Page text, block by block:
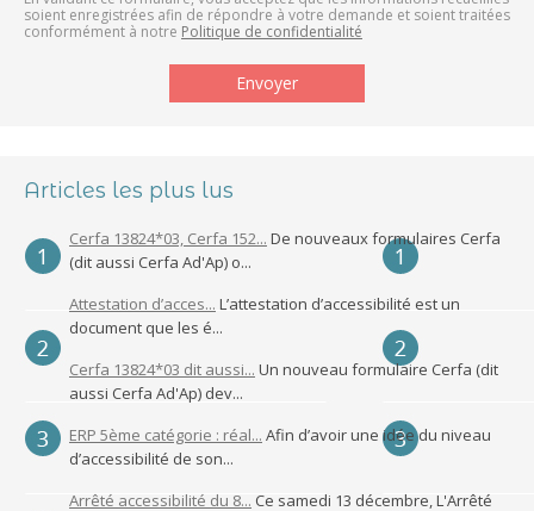
soient enregistrées afin de répondre à votre demande et soient traitées
conformément à notre Politique de confidentialité
Articles les plus lus
Cerfa 13824*03, Cerfa 152... De nouveaux formulaires Cerfa
(dit aussi Cerfa Ad'Ap) o...
Attestation d’acces... L’attestation d’accessibilité est un
document que les é...
Cerfa 13824*03 dit aussi... Un nouveau formulaire Cerfa (dit
aussi Cerfa Ad'Ap) dev...
ERP 5ème catégorie : réal... Afin d’avoir une idée du niveau
d’accessibilité de son...
Arrêté accessibilité du 8... Ce samedi 13 décembre, L'Arrêté